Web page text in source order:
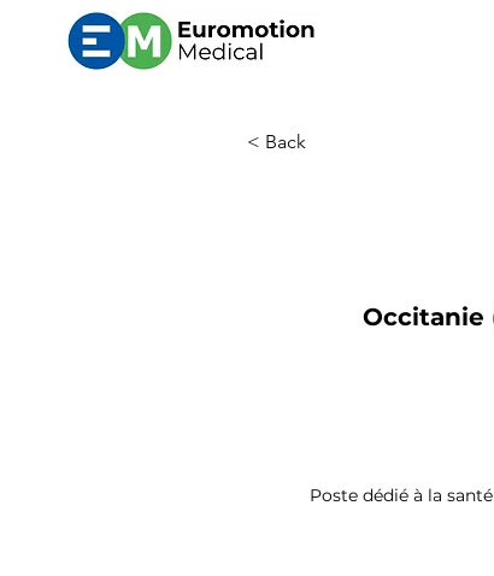
< Back
Occitanie
Poste dédié à la